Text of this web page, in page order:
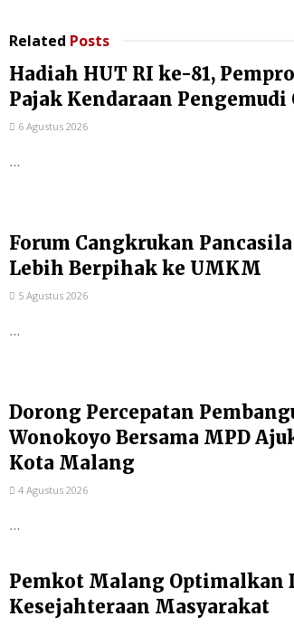
Related Posts
Hadiah HUT RI ke-81,
Pajak Kendaraan Pengemudi
6 Agustus 2026
...
Forum Cangkrukan
Lebih Berpihak ke UMKM
5 Agustus 2026
...
Dorong Percepatan
Wonokoyo Bersama MPD
Kota Malang
4 Agustus 2026
...
Pemkot Malang Optimalkan
Kesejahteraan Masyarakat